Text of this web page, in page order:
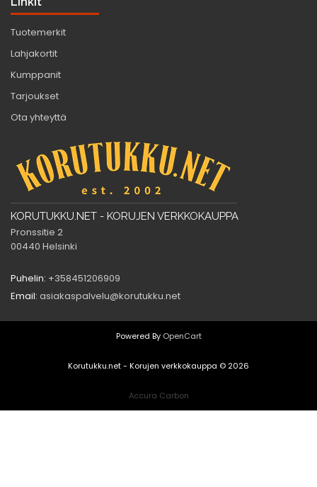
Tuotemerkit
Lahjakortit
Kumppanit
Tarjoukset
Ota yhteyttä
KORUTUKKU.NET - KORUJEN VERKKOKAUPPA
Pronssitie 2
00440 Helsinki
Puhelin: +358451206909
Email: asiakaspalvelu@korutukku.net
Powered By OpenCart
Korutukku.net - Korujen verkkokauppa © 2026
Accura Carbon